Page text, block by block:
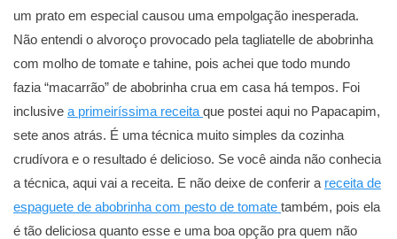
um prato em especial causou uma empolgação inesperada.
Não entendi o alvoroço provocado pela tagliatelle de abobrinha
com molho de tomate e tahine, pois achei que todo mundo
fazia “macarrão” de abobrinha crua em casa há tempos. Foi
inclusive a primeiríssima receita que postei aqui no Papacapim,
sete anos atrás. É uma técnica muito simples da cozinha
crudívora e o resultado é delicioso. Se você ainda não conhecia
a técnica, aqui vai a receita. E não deixe de conferir a receita de
espaguete de abobrinha com pesto de tomate também, pois ela
é tão deliciosa quanto esse e uma boa opção pra quem não